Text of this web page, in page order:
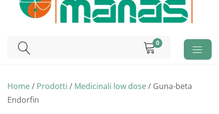
0
Home/ Prodotti / Medicinali low dose/ Guna-beta
Endorfin